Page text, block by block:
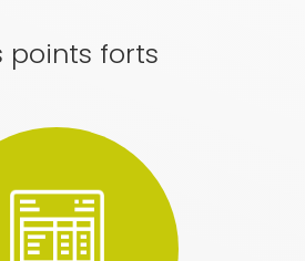
points forts